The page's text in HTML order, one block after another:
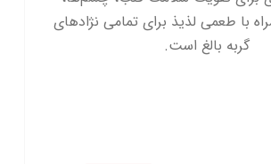
با طعمی لذیذ برای تمامی نژادهای
گربه بالغ است.